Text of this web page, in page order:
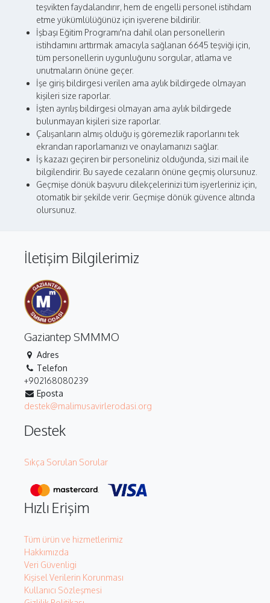
teşvikten faydalandırır, hem de engelli personel istihdam
etme yükümlülüğünüz için işverene bildirilir.
İşbaşı Eğitim Programı'na dahil olan personellerin
istihdamını arttırmak amacıyla sağlanan 6645 teşviği için,
tüm personellerin uygunluğunu sorgular, atlama ve
unutmaların önüne geçer.
İşe giriş bildirgesi verilen ama aylık bildirgede olmayan
kişileri size raporlar.
İşten ayrılış bildirgesi olmayan ama aylık bildirgede
bulunmayan kişileri size raporlar.
Çalışanların almış olduğu iş göremezlik raporlarını tek
ekrandan raporlamanızı ve onaylamanızı sağlar.
İş kazazı geçiren bir personeliniz olduğunda, sizi mail ile
bilgilendirir. Bu sayede cezaların önüne geçmiş olursunuz.
Geçmişe dönük başvuru dilekçelerinizi tüm işyerleriniz için,
otomatik bir şekilde verir. Geçmişe dönük güvence altında
olursunuz.
İletişim Bilgilerimiz
Gaziantep SMMMO
Adres
Telefon
+902168080239
Eposta
destek@malimusavirlerodasi.org
Destek
Sıkça Sorulan Sorular
Hızlı Erişim
Tüm ürün ve hizmetlerimiz
Hakkımızda
Veri Güvenligi
Kişisel Verilerin Korunması
Kullanıcı Sözleşmesi